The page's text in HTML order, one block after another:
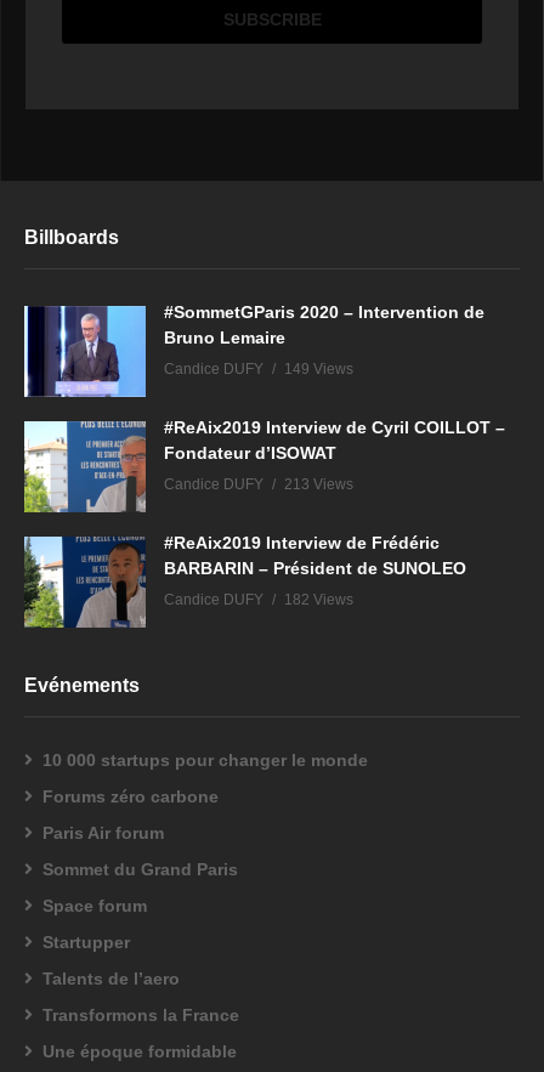
Billboards
#SommetGParis 2020 – Intervention de
Bruno Lemaire
Candice DUFY 149 Views
#ReAix2019 Interview de Cyril COILLOT –
Fondateur d’ISOWAT
Candice DUFY 213 Views
#ReAix2019 Interview de Frédéric
BARBARIN – Président de SUNOLEO
Candice DUFY 182 Views
Evénements
10 000 startups pour changer le monde
Forums zéro carbone
Paris Air forum
Sommet du Grand Paris
Space forum
Startupper
Talents de l’aero
Transformons la France
Une époque formidable